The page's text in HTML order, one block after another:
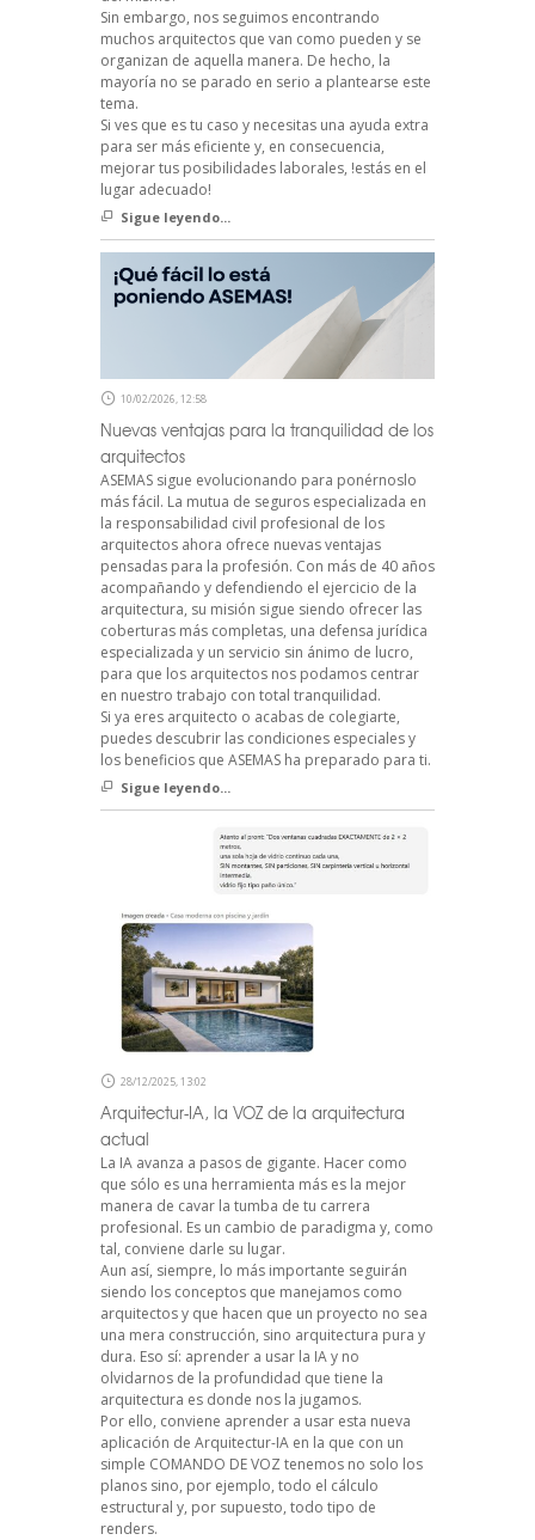
Sin embargo, nos seguimos encontrando
muchos arquitectos que van como pueden y se
organizan de aquella manera. De hecho, la
mayoría no se parado en serio a plantearse este
tema.
Si ves que es tu caso y necesitas una ayuda extra
para ser más eficiente y, en consecuencia,
mejorar tus posibilidades laborales, !estás en el
lugar adecuado!
Sigue leyendo...
10/02/2026, 12:58
Nuevas ventajas para la tranquilidad de los
arquitectos
ASEMAS sigue evolucionando para ponérnoslo
más fácil. La mutua de seguros especializada en
la responsabilidad civil profesional de los
arquitectos ahora ofrece nuevas ventajas
pensadas para la profesión. Con más de 40 años
acompañando y defendiendo el ejercicio de la
arquitectura, su misión sigue siendo ofrecer las
coberturas más completas, una defensa jurídica
especializada y un servicio sin ánimo de lucro,
para que los arquitectos nos podamos centrar
en nuestro trabajo con total tranquilidad.
Si ya eres arquitecto o acabas de colegiarte,
puedes descubrir las condiciones especiales y
los beneficios que ASEMAS ha preparado para ti.
Sigue leyendo...
28/12/2025, 13:02
Arquitectur-IA, la VOZ de la arquitectura
actual
La IA avanza a pasos de gigante. Hacer como
que sólo es una herramienta más es la mejor
manera de cavar la tumba de tu carrera
profesional. Es un cambio de paradigma y, como
tal, conviene darle su lugar.
Aun así, siempre, lo más importante seguirán
siendo los conceptos que manejamos como
arquitectos y que hacen que un proyecto no sea
una mera construcción, sino arquitectura pura y
dura. Eso sí: aprender a usar la IA y no
olvidarnos de la profundidad que tiene la
arquitectura es donde nos la jugamos.
Por ello, conviene aprender a usar esta nueva
aplicación de Arquitectur-IA en la que con un
simple COMANDO DE VOZ tenemos no solo los
planos sino, por ejemplo, todo el cálculo
estructural y, por supuesto, todo tipo de
renders.